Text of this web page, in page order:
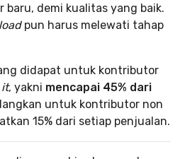
baru, demi kualitas yang baik.
pun harus melewati tahap
didapat untuk kontributor
it, yakni mencapai 45% dari
untuk kontributor non
15% dari setiap penjualan.